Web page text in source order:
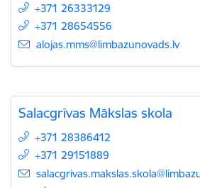
+371 26333129
+371 28654556
E-pasts:
alojas.mms@limbazunovads.lv
Salacgrīvas Mākslas skola
+371 28386412
+371 29151889
E-pasts: